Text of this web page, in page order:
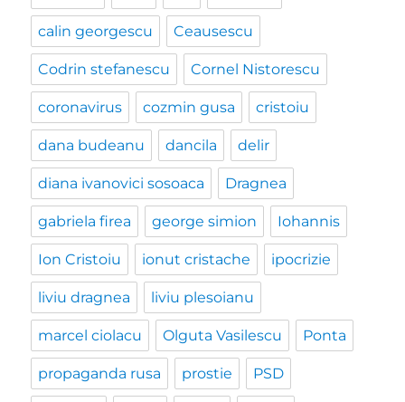
calin georgescu Ceausescu
Codrin stefanescu Cornel Nistorescu
coronavirus cozmin gusa cristoiu
dana budeanu dancila delir
diana ivanovici sosoaca Dragnea
gabriela firea george simion Iohannis
Ion Cristoiu ionut cristache ipocrizie
liviu dragnea liviu plesoianu
marcel ciolacu Olguta Vasilescu Ponta
propaganda rusa prostie PSD